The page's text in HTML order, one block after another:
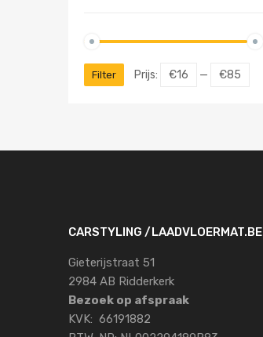
Filter Prijs: €16 — €85
CARSTYLING /LAADVLOERMAT.BE
Gieterijstraat 51
2984 AB Ridderkerk
Bezoek op afspraak
KVK: 66191882